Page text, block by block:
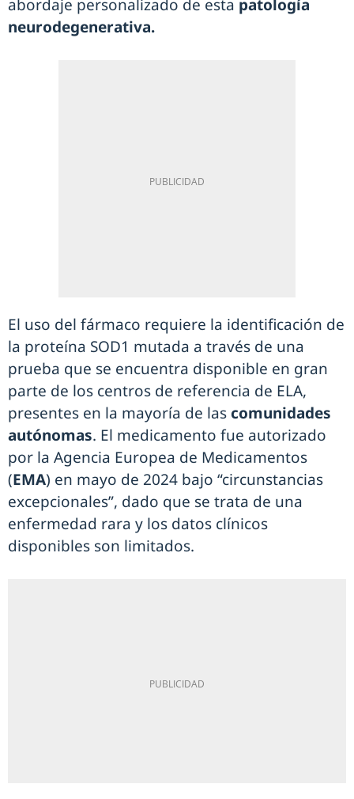
abordaje personalizado de esta patología
neurodegenerativa.
El uso del fármaco requiere la identificación de
la proteína SOD1 mutada a través de una
prueba que se encuentra disponible en gran
parte de los centros de referencia de ELA,
presentes en la mayoría de las comunidades
autónomas. El medicamento fue autorizado
por la Agencia Europea de Medicamentos
(EMA) en mayo de 2024 bajo “circunstancias
excepcionales”, dado que se trata de una
enfermedad rara y los datos clínicos
disponibles son limitados.